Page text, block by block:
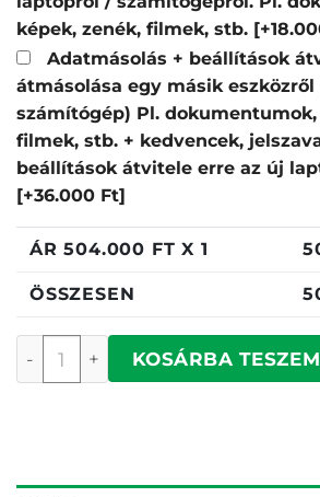
képek, zenék, filmek, stb.
Adatmásolás + beállítások
átmásolása egy másik
számítógép) Pl. dokumentumok,
filmek, stb. + kedvencek,
beállítások átvitele erre az új
[+36.000 Ft]
ÁR504.000 FT X 1
ÖSSZESEN
Acer Nitro V ANV15-A31-R3BU
KOSÁRBA TESZEM